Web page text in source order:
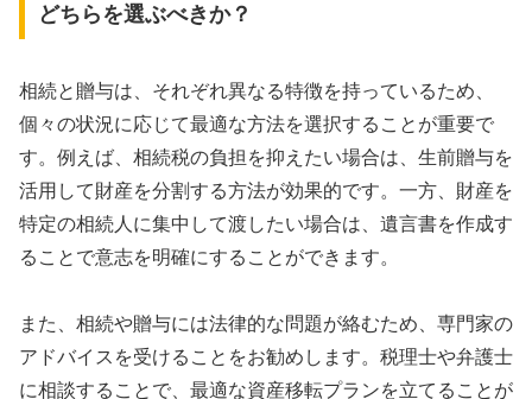
どちらを選ぶべきか？
相続と贈与は、それぞれ異なる特徴を持っているため、
個々の状況に応じて最適な方法を選択することが重要で
す。例えば、相続税の負担を抑えたい場合は、生前贈与を
活用して財産を分割する方法が効果的です。一方、財産を
特定の相続人に集中して渡したい場合は、遺言書を作成す
ることで意志を明確にすることができます。
また、相続や贈与には法律的な問題が絡むため、専門家の
アドバイスを受けることをお勧めします。税理士や弁護士
に相談することで、最適な資産移転プランを立てることが